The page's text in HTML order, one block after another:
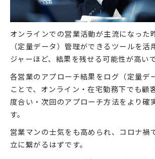
オンラインでの営業活動が主流になった
（定量データ）管理ができるツールを活
ジャーほど、結果を残せる可能性が高いで
各営業のアプローチ結果をログ（定量デ
ことで、オンライン・在宅勤務下でも顧
度合い・次回のアプローチ方法をより確
す。
営業マンの士気をも高められ、コロナ禍
立に繋がるはずです。